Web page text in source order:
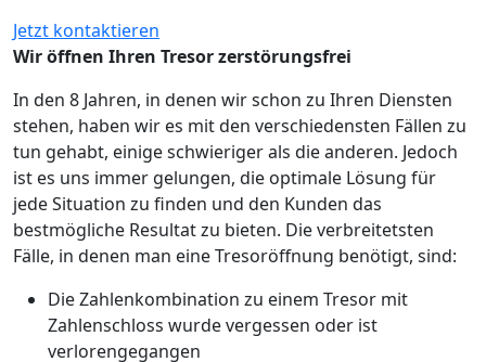
Jetzt kontaktieren
Wir öffnen Ihren Tresor zerstörungsfrei
In den 8 Jahren, in denen wir schon zu Ihren Diensten
stehen, haben wir es mit den verschiedensten Fällen zu
tun gehabt, einige schwieriger als die anderen. Jedoch
ist es uns immer gelungen, die optimale Lösung für
jede Situation zu finden und den Kunden das
bestmögliche Resultat zu bieten. Die verbreitetsten
Fälle, in denen man eine Tresoröffnung benötigt, sind:
Die Zahlenkombination zu einem Tresor mit
Zahlenschloss wurde vergessen oder ist
verlorengegangen